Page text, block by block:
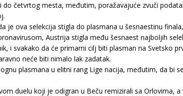
četvrtog mesta, međutim, poražavajuće zvuči
je ova selekcija stigla do plasmana u šesnaestinu
Austrija stigla među šesnaest najboljih
i svakako da će primarni cilj biti plasman na Svetsko
neće biti nimalo lak zadatak.
plasmana u elitni rang Lige nacija, međutim, da bi
duelu koji je odigran u Beču remizirali sa Orlovima,